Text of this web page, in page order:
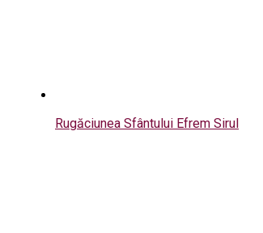
Rugăciunea Sfântului Efrem Sirul